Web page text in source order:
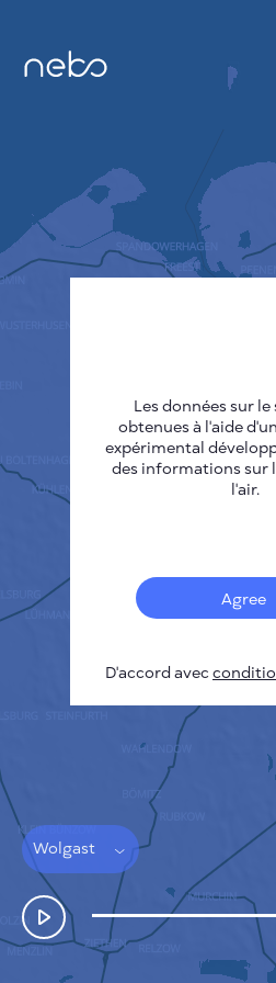
Wolgast
CARTES DES
SENSOR NEBO
A PROPOS
COMMENT ÇA
POLITIQUE DE
CONDITIONS
GUIDE
API
FAQ
NOUS
Les données sur
obtenues à l'aide
expérimental
des informations sur
l'air.
Agree
D'accord avec